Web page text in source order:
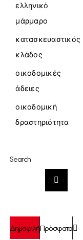
ελληνικό
μάρμαρο
κατασκευαστικός
κλάδος
οικοδομικές
άδειες
οικοδομική
δραστηριότητα
Search
Αναζήτηση
ΔημοφιλήΠρόσφατα